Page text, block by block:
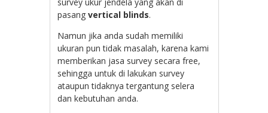
pasangvertical blinds.
Namun jika anda sudah memiliki
ukuran pun tidak masalah, karena kami
memberikan jasa survey secara free,
sehingga untuk di lakukan survey
ataupun tidaknya tergantung selera
dan kebutuhan anda.